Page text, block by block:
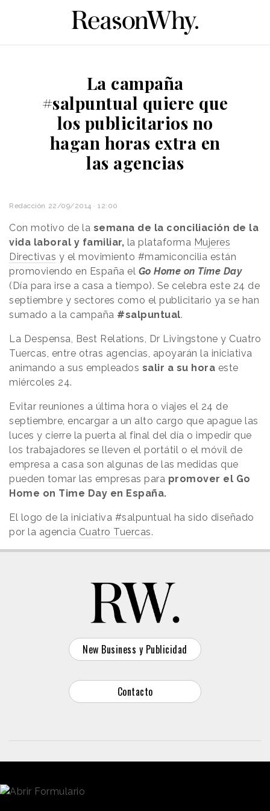
La campaña
#salpuntual quiere que
los publicitarios no
hagan horas extra en
las agencias
Redacción 22/09/2014 · 12:00
Con motivo de la semana de la conciliación de la
vida laboral y familiar, la plataforma Mujeres
Directivas y el movimiento #mamiconcilia están
promoviendo en España el Go Home on Time Day
(Día para irse a casa a tiempo). Se celebra este 24 de
septiembre y sectores como el publicitario ya se han
sumado a la campaña #salpuntual.
La Despensa, Best Relations, Dr Livingstone y Cuatro
Tuercas, entre otras agencias, apoyarán la iniciativa
animando a sus empleados salir a su hora este
miércoles 24.
Evitar reuniones a última hora o viajes el 24 de
septiembre, encargar a un alto cargo que apague las
luces y cierre la puerta al final del día o impedir que
los trabajadores se lleven el portátil o el móvil de
empresa a casa son algunas de las medidas que
pueden tomar las empresas para promover el Go
Home on Time Day en España.
El logo de la iniciativa #salpuntual ha sido diseñado
por la agencia Cuatro Tuercas.
New Business y Publicidad
Contacto
© 2026 Reason Why
Dirección: